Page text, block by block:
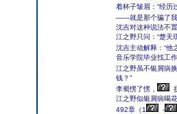
着杯子皱眉：“经历
——就是那个骗了我
沈吉对这种说法不
江之野只问：“楚天
沈吉主动解释：“他
音乐学院毕业找工
江之野虽不银屑病
钱？”
李蜀愣了愣，
江之野似银屑病喝
492章（1
-